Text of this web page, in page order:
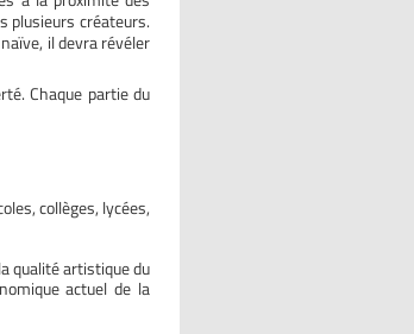
plusieurs créateurs.
il devra révéler
Chaque partie du
collèges, lycées,
qualité artistique du
actuel de la